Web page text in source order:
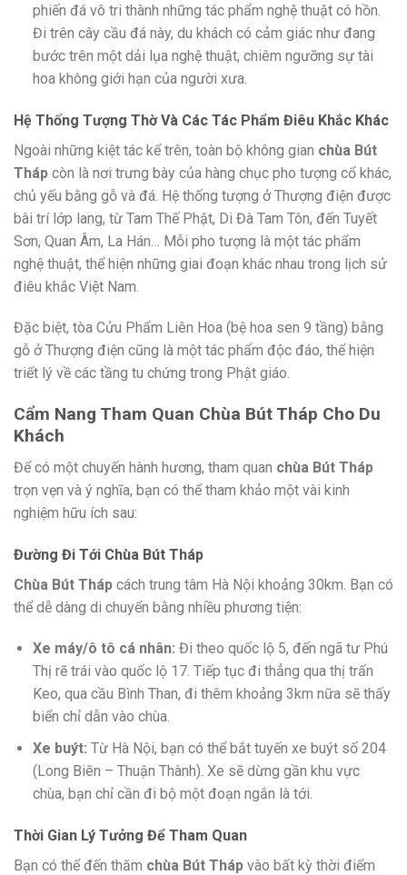
phiến đá vô tri thành những tác phẩm nghệ thuật có hồn.
Đi trên cây cầu đá này, du khách có cảm giác như đang
bước trên một dải lụa nghệ thuật, chiêm ngưỡng sự tài
hoa không giới hạn của người xưa.
Hệ Thống Tượng Thờ Và Các Tác Phẩm Điêu Khắc Khác
Ngoài những kiệt tác kể trên, toàn bộ không gian chùa Bút
Tháp còn là nơi trưng bày của hàng chục pho tượng cổ khác,
chủ yếu bằng gỗ và đá. Hệ thống tượng ở Thượng điện được
bài trí lớp lang, từ Tam Thế Phật, Di Đà Tam Tôn, đến Tuyết
Sơn, Quan Âm, La Hán… Mỗi pho tượng là một tác phẩm
nghệ thuật, thể hiện những giai đoạn khác nhau trong lịch sử
điêu khắc Việt Nam.
Đặc biệt, tòa Cửu Phẩm Liên Hoa (bệ hoa sen 9 tầng) bằng
gỗ ở Thượng điện cũng là một tác phẩm độc đáo, thể hiện
triết lý về các tầng tu chứng trong Phật giáo.
Cẩm Nang Tham Quan Chùa Bút Tháp Cho Du
Khách
Để có một chuyến hành hương, tham quan chùa Bút Tháp
trọn vẹn và ý nghĩa, bạn có thể tham khảo một vài kinh
nghiệm hữu ích sau:
Đường Đi Tới Chùa Bút Tháp
Chùa Bút Tháp cách trung tâm Hà Nội khoảng 30km. Bạn có
thể dễ dàng di chuyển bằng nhiều phương tiện:
Xe máy/ô tô cá nhân: Đi theo quốc lộ 5, đến ngã tư Phú
Thị rẽ trái vào quốc lộ 17. Tiếp tục đi thẳng qua thị trấn
Keo, qua cầu Bình Than, đi thêm khoảng 3km nữa sẽ thấy
biển chỉ dẫn vào chùa.
Xe buýt: Từ Hà Nội, bạn có thể bắt tuyến xe buýt số 204
(Long Biên – Thuận Thành). Xe sẽ dừng gần khu vực
chùa, bạn chỉ cần đi bộ một đoạn ngắn là tới.
Thời Gian Lý Tưởng Để Tham Quan
Bạn có thể đến thăm chùa Bút Tháp vào bất kỳ thời điểm